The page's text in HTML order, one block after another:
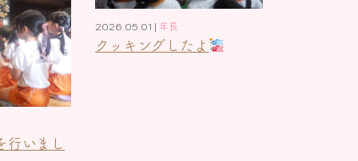
行いまし
2026.05.01 | 年長
クッキングしたよ